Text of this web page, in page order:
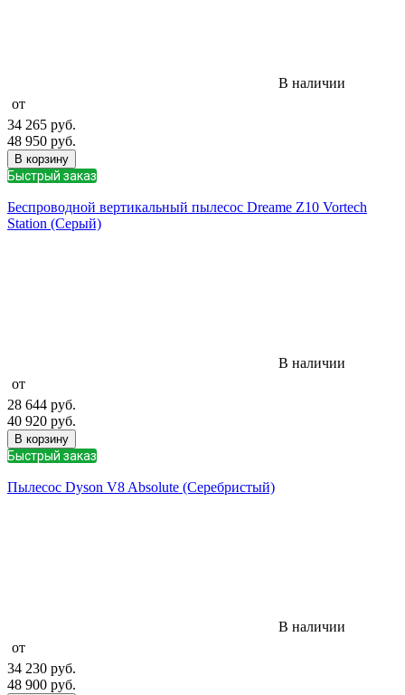
В наличии
от
34 265 руб.
48 950 руб.
В корзину
Быстрый заказ
Беспроводной вертикальный пылесос Dreame Z10 Vortech
Station (Серый)
В наличии
от
28 644 руб.
40 920 руб.
В корзину
Быстрый заказ
Пылесос Dyson V8 Absolute (Серебристый)
В наличии
от
34 230 руб.
48 900 руб.